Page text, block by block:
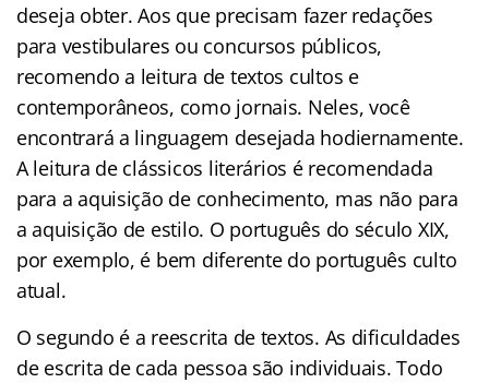
deseja obter. Aos que precisam fazer redações
para vestibulares ou concursos públicos,
recomendo a leitura de textos cultos e
contemporâneos, como jornais. Neles, você
encontrará a linguagem desejada hodiernamente.
A leitura de clássicos literários é recomendada
para a aquisição de conhecimento, mas não para
a aquisição de estilo. O português do século XIX,
por exemplo, é bem diferente do português culto
atual.
O segundo é a reescrita de textos. As dificuldades
de escrita de cada pessoa são individuais. Todo